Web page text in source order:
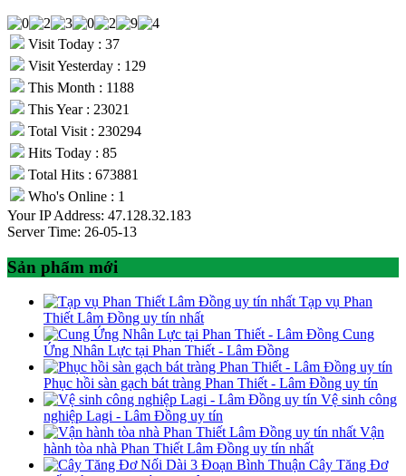
Visit Today : 37
Visit Yesterday : 129
This Month : 1188
This Year : 23021
Total Visit : 230294
Hits Today : 85
Total Hits : 673881
Who's Online : 1
Your IP Address: 47.128.32.183
Server Time: 26-05-13
Sản phẩm mới
Tạp vụ Phan
Thiết Lâm Đồng uy tín nhất
Cung
Ứng Nhân Lực tại Phan Thiết - Lâm Đồng
Phục hồi sàn gạch bát tràng Phan Thiết - Lâm Đồng uy tín
Vệ sinh công
nghiệp Lagi - Lâm Đồng uy tín
Vận
hành tòa nhà Phan Thiết Lâm Đồng uy tín nhất
Cây Tăng Đơ